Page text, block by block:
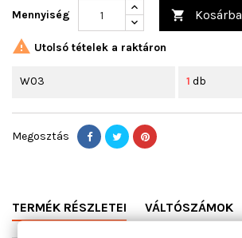
Mennyiség  Kosárba
 Utolsó tételek a raktáron
W03 1 db
Megosztás
TERMÉK RÉSZLETEI VÁLTÓSZÁMOK